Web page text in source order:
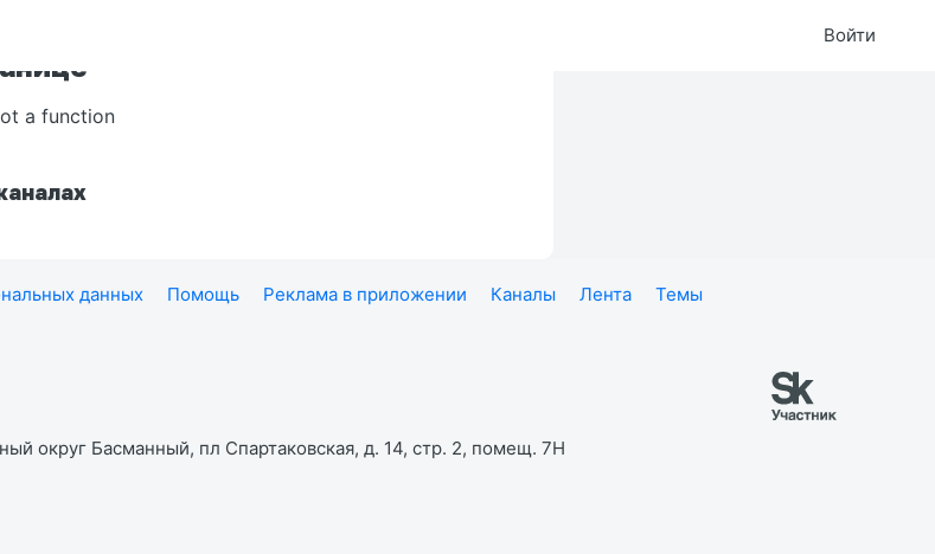
Войти
a function
данных Помощь Реклама в приложении Каналы Лента
Темы
округ Басманный, пл Спартаковская, д. 14, стр. 2, помещ. 7Н